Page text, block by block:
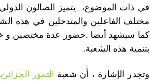
مختلف الفاعلين والمتدخلين في هذه
كما سيشهد أيضا .حضور عدة مختصين و
بتنمية هذه الشعبة.
وتجدر الإشارة ، أن شعبة التمور